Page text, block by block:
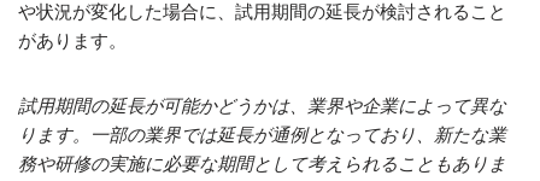
や状況が変化した場合に、試用期間の延長が検討されること
があります。
試用期間の延長が可能かどうかは、業界や企業によって異な
ります。一部の業界では延長が通例となっており、新たな業
務や研修の実施に必要な期間として考えられることもありま